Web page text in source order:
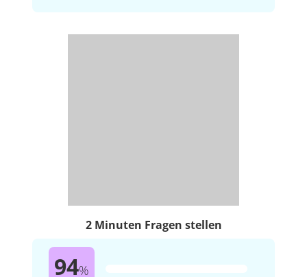
2 Minuten Fragen stellen
94%